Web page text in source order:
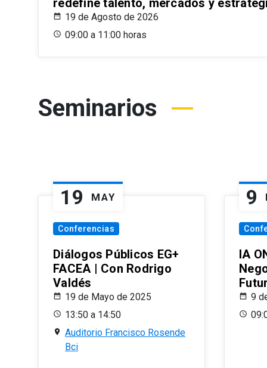
redefine talento, mercados y
19 de Agosto de 2026
09:00 a 11:00 horas
Seminarios
19 MAY
Conferencias
Diálogos Públicos EG+
FACEA | Con Rodrigo
Valdés
19 de Mayo de 2025
13:50 a 14:50
Auditorio Francisco Rosende
Bci
9
IA
9